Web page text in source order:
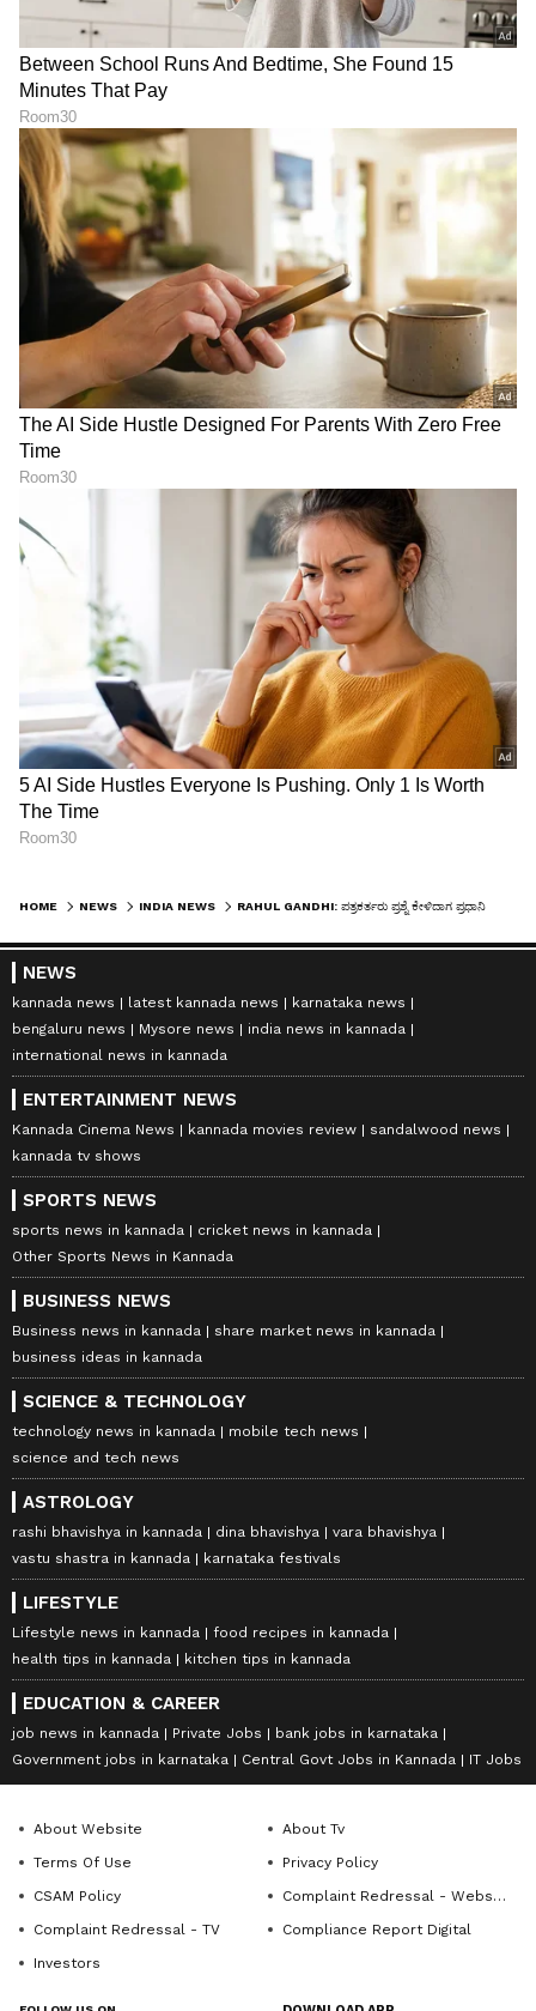
HOME NEWS INDIA NEWS
NEWS
kannada news latest kannada news
karnataka news
bengaluru news
Mysore news
india news in kannada
international news in kannada
ENTERTAINMENT NEWS
Kannada Cinema News kannada movies review
sandalwood news
kannada tv shows
SPORTS NEWS
sports news in kannada
cricket news in kannada
Other Sports News in Kannada
BUSINESS NEWS
Business news in kannada
share market news in kannada
business ideas in kannada
SCIENCE & TECHNOLOGY
technology news in kannada
mobile tech news
science and tech news
ASTROLOGY
rashi bhavishya in kannada dina bhavishya
vara bhavishya
vastu shastra in kannada
karnataka festivals
LIFESTYLE
Lifestyle news in kannada
food recipes in kannada
health tips in kannada
kitchen tips in kannada
EDUCATION & CAREER
job news in kannada Private Jobs
bank jobs in karnataka
Government jobs in karnataka
Central Govt Jobs in Kannada IT Jobs
About Website
About Tv
Terms Of Use
Privacy Policy
CSAM Policy
Complaint Redressal - Website
Complaint Redressal - TV
Compliance Report Digital
Investors